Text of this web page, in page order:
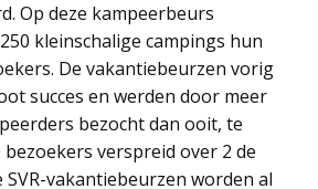
Op deze kampeerbeurs
kleinschalige campings hun
De vakantiebeurzen vorig
succes en werden door meer
bezocht dan ooit, te
verspreid over 2 de
SVR-vakantiebeurzen worden al